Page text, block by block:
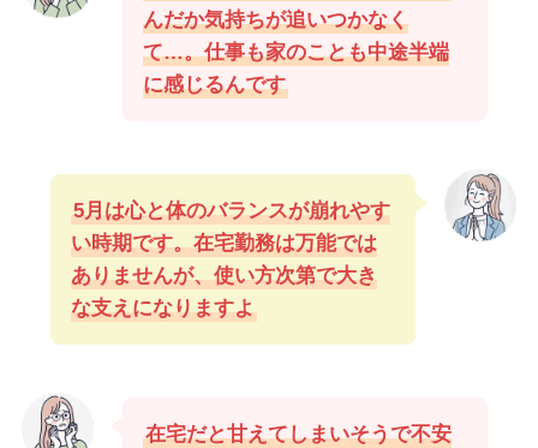
んだか気持ちが追いつかなく
て…。仕事も家のことも中途半端
に感じるんです
5月は心と体のバランスが崩れやす
い時期です。在宅勤務は万能では
ありませんが、使い方次第で大き
な支えになりますよ
在宅だと甘えてしまいそうで不安